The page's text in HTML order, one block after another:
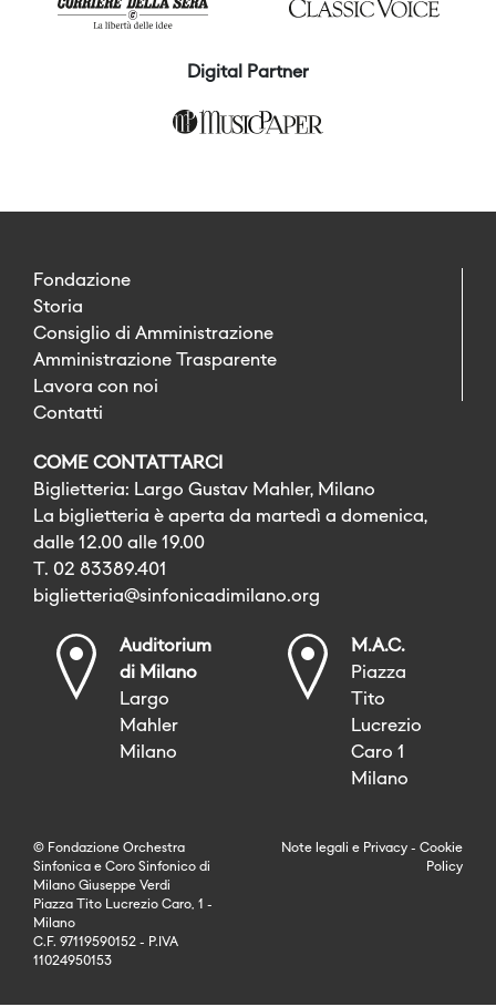
Digital Partner
Fondazione
Storia
Consiglio di Amministrazione
Amministrazione Trasparente
Lavora con noi
Contatti
COME CONTATTARCI
Biglietteria: Largo Gustav Mahler, Milano
La biglietteria è aperta da martedì a domenica,
dalle 12.00 alle 19.00
T. 02 83389.401
biglietteria@sinfonicadimilano.org
Auditorium
di Milano
Largo
Mahler
Milano
M.A.C.
Piazza
Tito
Lucrezio
Caro 1
Milano
© Fondazione Orchestra
Sinfonica e Coro Sinfonico di
Milano Giuseppe Verdi
Piazza Tito Lucrezio Caro, 1 -
Milano
C.F. 97119590152 - P.IVA
11024950153
Note legali e Privacy - Cookie
Policy